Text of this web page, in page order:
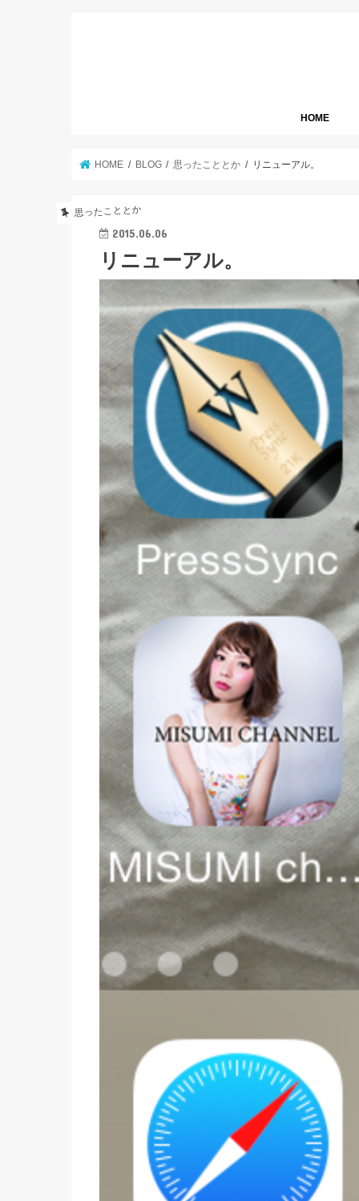
HOME
HOME BLOG 思ったこととか リニューアル。
思ったこととか
2015.06.06
リニューアル。